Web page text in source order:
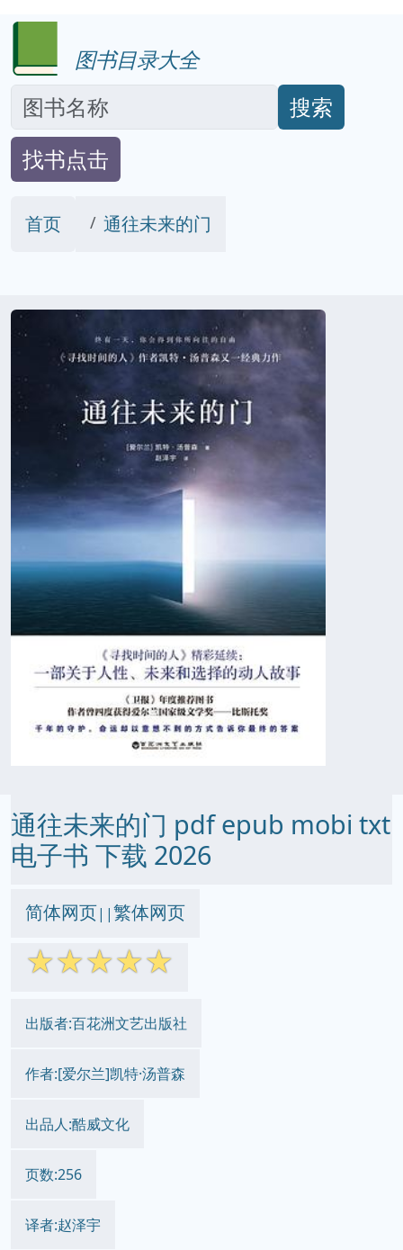
图书目录大全
搜索
找书点击
首页 通往未来的门
通往未来的门 pdf epub mobi txt
电子书 下载 2026
简体网页||繁体网页
☆☆☆☆☆
出版者:百花洲文艺出版社
作者:[爱尔兰]凯特·汤普森
出品人:酷威文化
页数:256
译者:赵泽宇